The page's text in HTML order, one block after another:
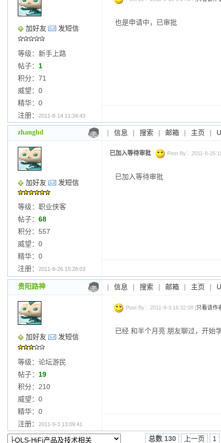
加好友 发短信
等级：新手上路
帖子： 1
积分：71
威望：0
精华：0
注册：
2011-8-14 11:34:43
也是申请中，已审批
zhanghd | 信息 | 搜索 | 邮箱 | 主页 |
加好友 发短信
等级：职业侠客
帖子： 68
积分：557
威望：0
精华：0
注册：
2011-8-26 15:28:03
已加入等待审批 Post By：2011-8-26
已加入等待审批
贵阳路神 | 信息 | 搜索 | 邮箱 | 主页 |
加好友 发短信
等级：论坛游民
帖子： 19
积分：210
威望：0
精华：0
注册：
2011-9-3 13:09:41
Post By：2011-9-3 16:32:08 [只看该作
已经 和半个月亮 朋友聊过，开始
总数 130 上一页 1